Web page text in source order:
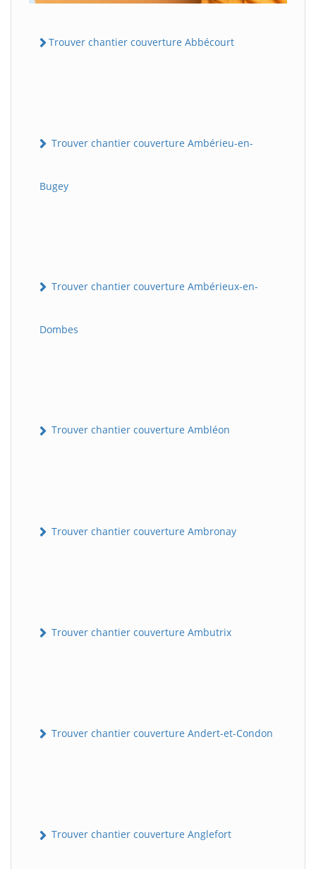
Trouver chantier couverture Abbécourt
Trouver chantier couverture Ambérieu-en-
Bugey
Trouver chantier couverture Ambérieux-en-
Dombes
Trouver chantier couverture Ambléon
Trouver chantier couverture Ambronay
Trouver chantier couverture Ambutrix
Trouver chantier couverture Andert-et-Condon
Trouver chantier couverture Anglefort